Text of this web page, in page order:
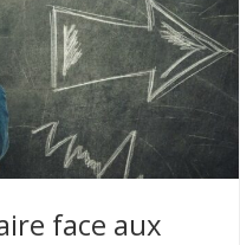
face aux